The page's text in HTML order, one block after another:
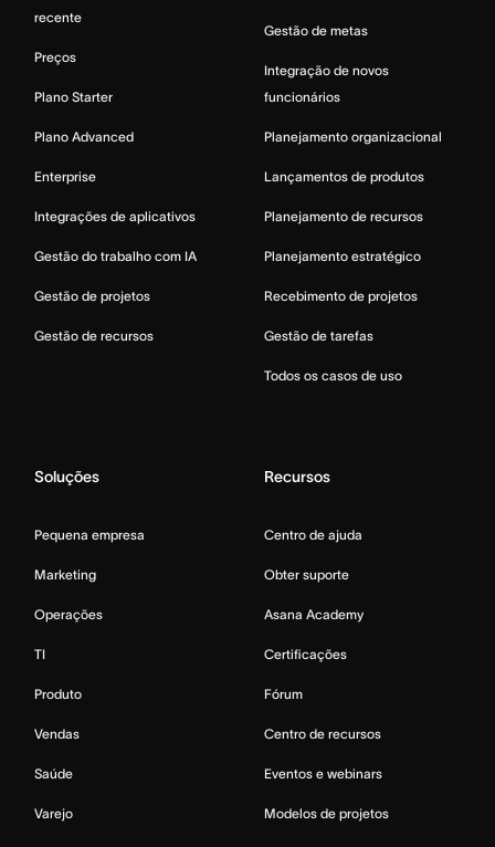
recente
Preços
Plano Starter
Plano Advanced
Enterprise
Integrações de aplicativos
Gestão do trabalho com IA
Gestão de projetos
Gestão de recursos
Gestão de metas
Integração de novos
funcionários
Planejamento organizacional
Lançamentos de produtos
Planejamento de recursos
Planejamento estratégico
Recebimento de projetos
Gestão de tarefas
Todos os casos de uso
Soluções
Pequena empresa
Marketing
Operações
TI
Produto
Vendas
Saúde
Varejo
Recursos
Centro de ajuda
Obter suporte
Asana Academy
Certificações
Fórum
Centro de recursos
Eventos e webinars
Modelos de projetos